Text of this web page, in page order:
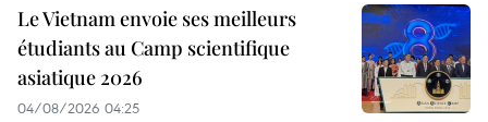
Le Vietnam envoie ses meilleurs
étudiants au Camp scientifique
asiatique 2026
04/08/2026 04:25